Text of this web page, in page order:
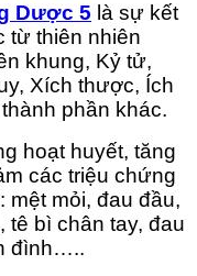
Dược 5 là sự kết
từ thiên nhiên
khung, Kỷ tử,
Xích thược, Ích
phần khác.
hoạt huyết, tăng
các triệu chứng
mệt mỏi, đau đầu,
tê bì chân tay, đau
đình…..